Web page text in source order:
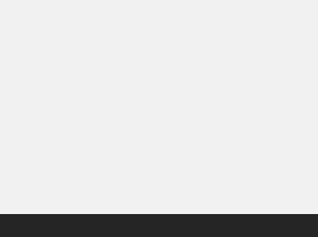
افغانستان به نیمه نهایی رسیدند